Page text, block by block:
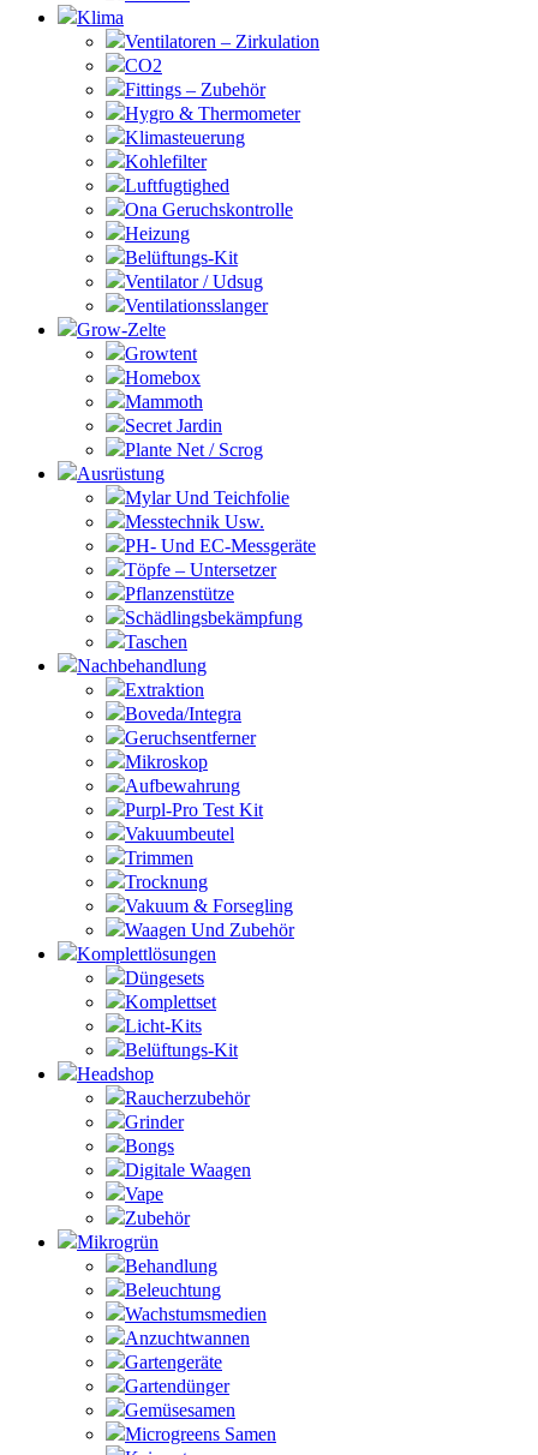
Klima
Ventilatoren – Zirkulation
CO2
Fittings – Zubehör
Hygro & Thermometer
Klimasteuerung
Kohlefilter
Luftfugtighed
Ona Geruchskontrolle
Heizung
Belüftungs-Kit
Ventilator / Udsug
Ventilationsslanger
Grow-Zelte
Growtent
Homebox
Mammoth
Secret Jardin
Plante Net / Scrog
Ausrüstung
Mylar Und Teichfolie
Messtechnik Usw.
PH- Und EC-Messgeräte
Töpfe – Untersetzer
Pflanzenstütze
Schädlingsbekämpfung
Taschen
Nachbehandlung
Extraktion
Boveda/Integra
Geruchsentferner
Mikroskop
Aufbewahrung
Purpl-Pro Test Kit
Vakuumbeutel
Trimmen
Trocknung
Vakuum & Forsegling
Waagen Und Zubehör
Komplettlösungen
Düngesets
Komplettset
Licht-Kits
Belüftungs-Kit
Headshop
Raucherzubehör
Grinder
Bongs
Digitale Waagen
Vape
Zubehör
Mikrogrün
Behandlung
Beleuchtung
Wachstumsmedien
Anzuchtwannen
Gartengeräte
Gartendünger
Gemüsesamen
Microgreens Samen